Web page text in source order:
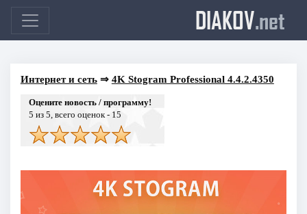
DIAKOV.net
Интернет и сеть⇒ 4K Stogram Professional 4.4.2.4350
Оцените новость / программу!
5 из 5, всего оценок - 15